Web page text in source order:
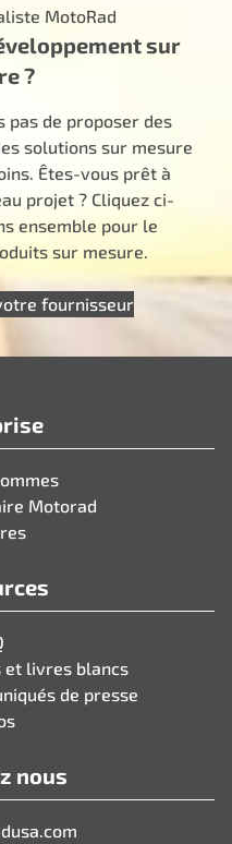
MotoRad
sur
?
pas de proposer des
solutions sur mesure
Êtes-vous prêt à
projet ? Cliquez ci-
ensemble pour le
sur mesure.
fournisseur
Motorad
et livres blancs
de presse
nous